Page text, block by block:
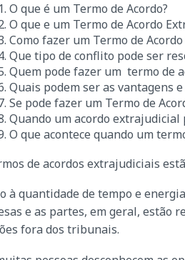
1. O que é um Termo de Acordo?
O que e um Termo de Acordo
Como fazer um Termo de
Que tipo de conflito pode ser
Quem pode fazer um termo de
Quais podem ser as vantagens
Se pode fazer um Termo de
Quando um acordo extrajudicial
O que acontece quando um
de acordos extrajudiciais
à quantidade de tempo e
e as partes, em geral, estão
fora dos tribunais.